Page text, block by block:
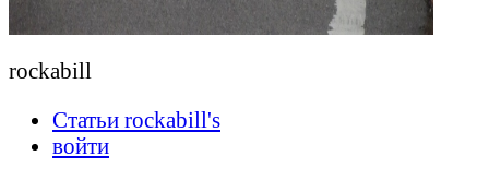
rockabill
Статьи rockabill's
войти